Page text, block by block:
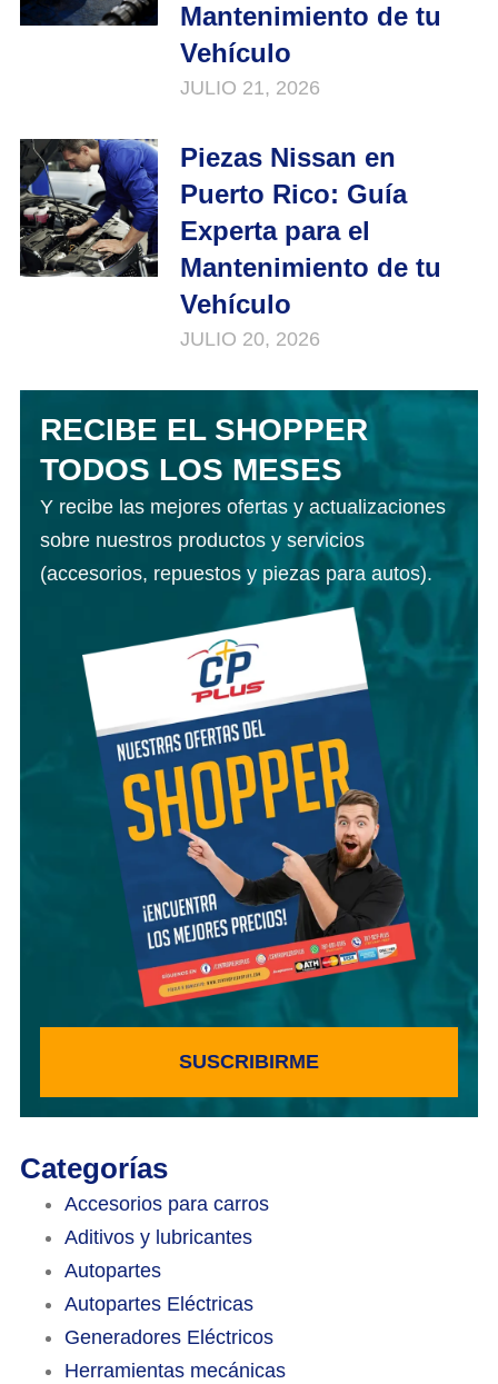
Mantenimiento de tu
Vehículo
JULIO 21, 2026
Piezas Nissan en
Puerto Rico: Guía
Experta para el
Mantenimiento de tu
Vehículo
JULIO 20, 2026
RECIBE EL SHOPPER
TODOS LOS MESES
Y recibe las mejores ofertas y actualizaciones
sobre nuestros productos y servicios
(accesorios, repuestos y piezas para autos).
SUSCRIBIRME
Categorías
Accesorios para carros
Aditivos y lubricantes
Autopartes
Autopartes Eléctricas
Generadores Eléctricos
Herramientas mecánicas